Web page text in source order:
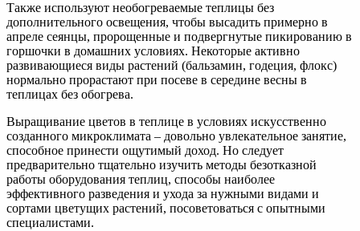
Также используют необогреваемые теплицы без
дополнительного освещения, чтобы высадить примерно в
апреле сеянцы, пророщенные и подвергнутые пикированию в
горшочки в домашних условиях. Некоторые активно
развивающиеся виды растений (бальзамин, годеция, флокс)
нормально прорастают при посеве в середине весны в
теплицах без обогрева.
Выращивание цветов в теплице в условиях искусственно
созданного микроклимата – довольно увлекательное занятие,
способное принести ощутимый доход. Но следует
предварительно тщательно изучить методы безотказной
работы оборудования теплиц, способы наиболее
эффективного разведения и ухода за нужными видами и
сортами цветущих растений, посоветоваться с опытными
специалистами.